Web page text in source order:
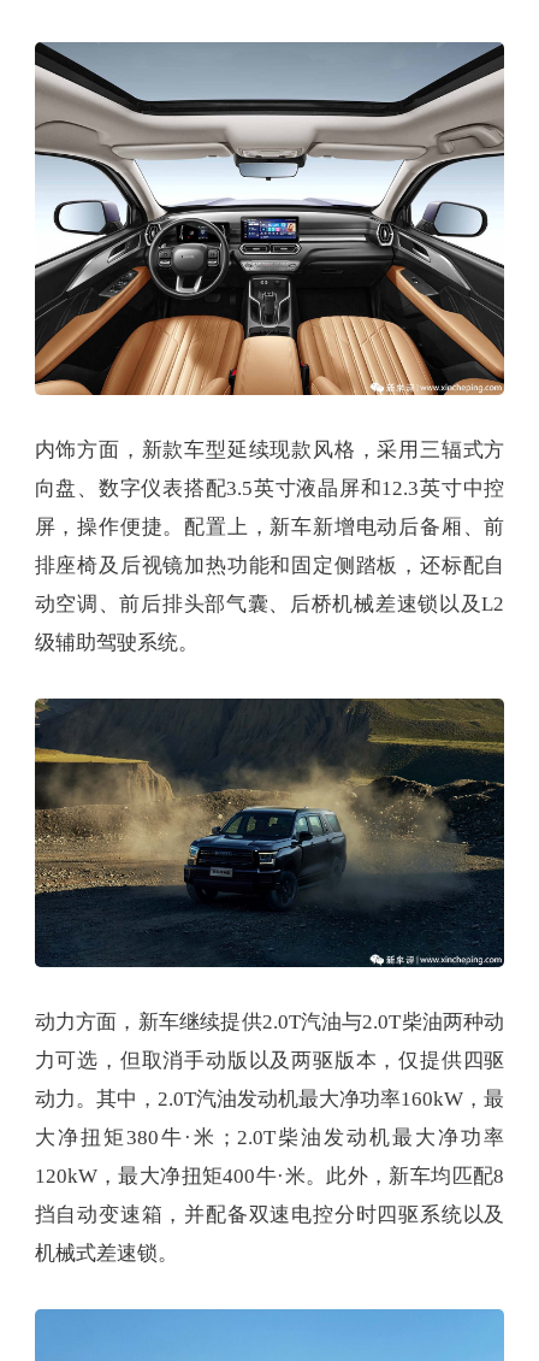
内饰方面，新款车型延续现款风格，采用三辐式方
向盘、数字仪表搭配3.5英寸液晶屏和12.3英寸中控
屏，操作便捷。配置上，新车新增电动后备厢、前
排座椅及后视镜加热功能和固定侧踏板，还标配自
动空调、前后排头部气囊、后桥机械差速锁以及L2
级辅助驾驶系统。
动力方面，新车继续提供2.0T汽油与2.0T柴油两种动
力可选，但取消手动版以及两驱版本，仅提供四驱
动力。其中，2.0T汽油发动机最大净功率160kW，最
大净扭矩380牛·米；2.0T柴油发动机最大净功率
120kW，最大净扭矩400牛·米。此外，新车均匹配8
挡自动变速箱，并配备双速电控分时四驱系统以及
机械式差速锁。